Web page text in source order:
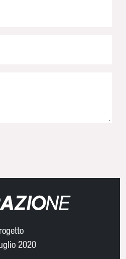
2020